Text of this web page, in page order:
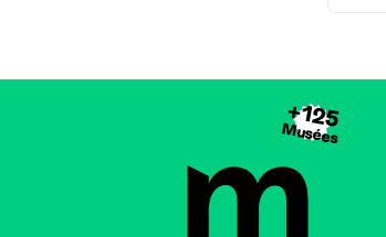
+125
Musées
Brussels Museums